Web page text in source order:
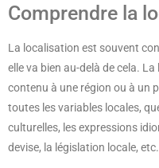
Comprendre la
La localisation est souvent
elle va bien au-delà de cela.
contenu à une région ou à un
toutes les variables locales,
culturelles, les expressions
devise, la législation locale, etc.